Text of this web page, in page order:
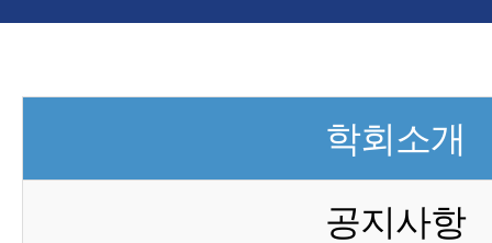
학회소개
공지사항